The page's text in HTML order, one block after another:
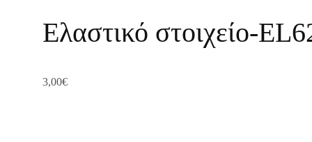
Ελαστικό στοιχείο-
3,00€